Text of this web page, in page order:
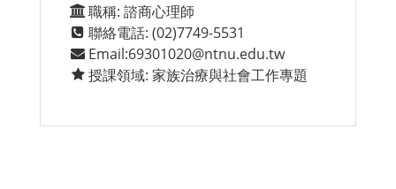
職稱: 諮商心理師
聯絡電話: (02)7749-5531
Email:69301020@ntnu.edu.tw
授課領域: 家族治療與社會工作專題